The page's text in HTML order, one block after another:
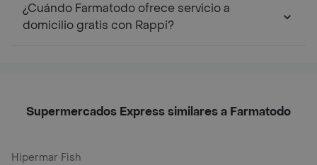
¿Cuándo Farmatodo ofrece servicio a
domicilio gratis con Rappi?
Supermercados Express similares a Farmatodo
Hipermar Fish